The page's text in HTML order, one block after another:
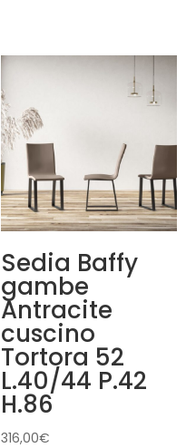
Sedia Baffy
gambe
Antracite
cuscino
Tortora 52
L.40/44 P.42
H.86
316,00€